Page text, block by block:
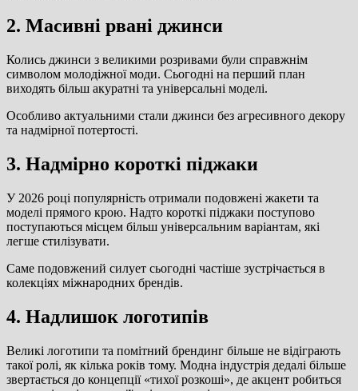
2. Масивні рвані джинси
Колись джинси з великими розривами були справжнім
символом молодіжної моди. Сьогодні на перший план
виходять більш акуратні та універсальні моделі.
Особливо актуальними стали джинси без агресивного декору
та надмірної потертості.
3. Надмірно короткі піджаки
У 2026 році популярність отримали подовжені жакети та
моделі прямого крою. Надто короткі піджаки поступово
поступаються місцем більш універсальним варіантам, які
легше стилізувати.
Саме подовжений силует сьогодні частіше зустрічається в
колекціях міжнародних брендів.
4. Надлишок логотипів
Великі логотипи та помітний брендинг більше не відіграють
такої ролі, як кілька років тому. Модна індустрія дедалі більше
звертається до концепції «тихої розкоші», де акцент робиться